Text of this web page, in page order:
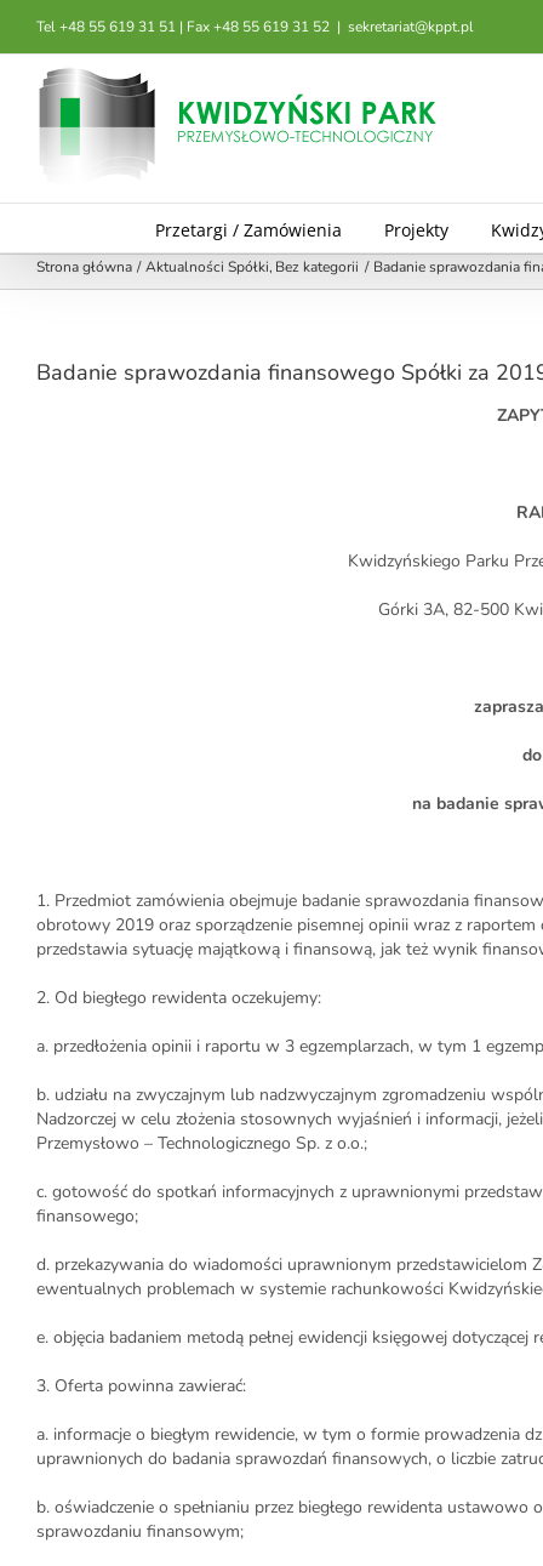
zawartości
Tel +48 55 619 31 51 | Fax +48 55 619 31 52 | sekretariat@kppt.pl
Przetargi / Zamówienia Projekty
Strona główna Aktualności Spółki Bez kategorii Badanie sprawozdania
Badanie sprawozdania finansowego Spółki za
Kwidzyńskiego Parku
Górki 3A, 82-500
na badanie
1. Przedmiot zamówienia obejmuje badanie sprawozdania
obrotowy 2019 oraz sporządzenie pisemnej opinii wraz z
przedstawia sytuację majątkową i finansową, jak też wynik
2. Od biegłego rewidenta oczekujemy:
a. przedłożenia opinii i raportu w 3 egzemplarzach, w tym 1
b. udziału na zwyczajnym lub nadzwyczajnym zgromadzeniu
Nadzorczej w celu złożenia stosownych wyjaśnień i informacji,
Przemysłowo – Technologicznego Sp. z o.o.;
c. gotowość do spotkań informacyjnych z uprawnionymi
finansowego;
d. przekazywania do wiadomości uprawnionym przedstawicielom
ewentualnych problemach w systemie rachunkowości
e. objęcia badaniem metodą pełnej ewidencji księgowej
3. Oferta powinna zawierać:
a. informacje o biegłym rewidencie, w tym o formie prowadzenia
uprawnionych do badania sprawozdań finansowych, o liczbie
b. oświadczenie o spełnianiu przez biegłego rewidenta
sprawozdaniu finansowym;